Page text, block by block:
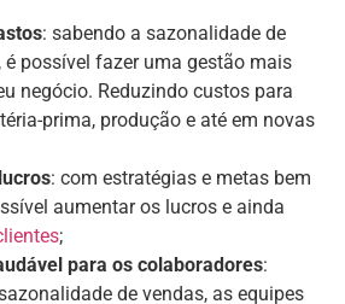
: sabendo a sazonalidade de
é possível fazer uma gestão mais
negócio. Reduzindo custos para
prima, produção e até em novas
: com estratégias e metas bem
aumentar os lucros e ainda
;
para os colaboradores:
de vendas, as equipes